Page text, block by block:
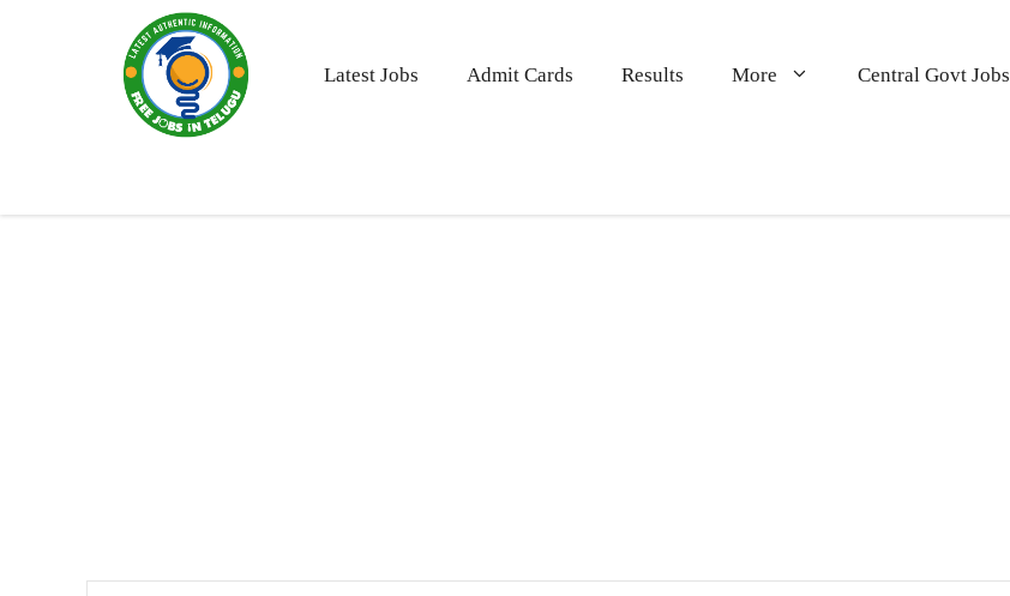
Latest Jobs Admit Cards Results More Central Govt Jobs